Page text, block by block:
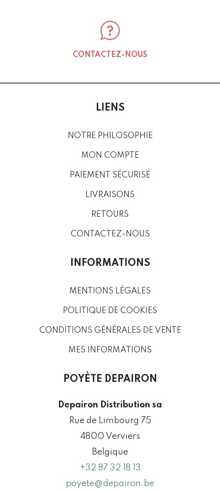
CONTACTEZ-NOUS
LIENS
NOTRE PHILOSOPHIE
MON COMPTE
PAIEMENT SÉCURISÉ
LIVRAISONS
RETOURS
CONTACTEZ-NOUS
INFORMATIONS
MENTIONS LÉGALES
POLITIQUE DE COOKIES
CONDITIONS GÉNÉRALES DE VENTE
MES INFORMATIONS
POYÈTE DEPAIRON
Depairon Distribution sa
Rue de Limbourg 75
4800 Verviers
Belgique
+32 87 32 18 13
poyete@depairon.be